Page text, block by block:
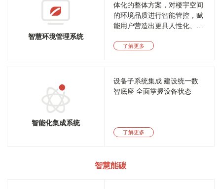
智慧环境管理系统
体化的整体方案，对楼宇空间
的环境品质进行智能管控，赋
能用户营造出更具人性化、高
了解更多
智能化集成系统
设备子系统集成 建设统一数
智底座 全面掌握设备状态
了解更多
智慧能碳